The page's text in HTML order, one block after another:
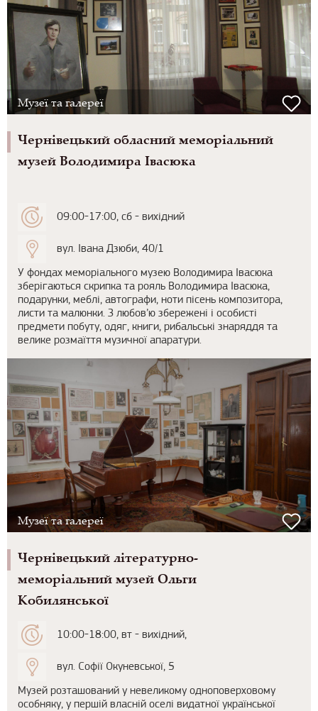
Музеї та галереї
Чернівецький обласний меморіальний
музей Володимира Івасюка
09:00-17:00, сб - вихідний
вул. Івана Дзюби, 40/1
У фондах меморіального музею Володимира Івасюка
зберігаються скрипка та рояль Володимира Івасюка,
подарунки, меблі, автографи, ноти пісень композитора,
листи та малюнки. З любов’ю збережені і особисті
предмети побуту, одяг, книги, рибальські знаряддя та
велике розмаїття музичної апаратури.
Музеї та галереї
Чернівецький літературно-
меморіальний музей Ольги
Кобилянської
10:00-18:00, вт - вихідний,
вул. Софії Окуневської, 5
Музей розташований у невеликому одноповерховому
особняку, у першій власній оселі видатної української